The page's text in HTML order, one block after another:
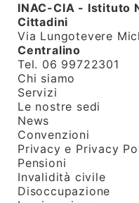
INAC-CIA - Istituto
Cittadini
Via Lungotevere
Centralino
Tel. 06 99722301
Chi siamo
Servizi
Le nostre sedi
News
Convenzioni
Privacy e Privacy
Pensioni
Invalidità civile
Disoccupazione